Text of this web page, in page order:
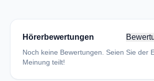
Hörerbewertungen
Noch keine Bewertungen. Seien Sie der
Meinung teilt!